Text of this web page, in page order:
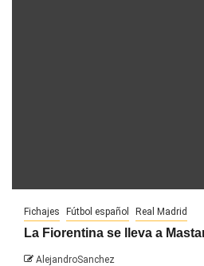
Fichajes Fútbol español Real Madrid
La Fiorentina se lleva a
AlejandroSanchez